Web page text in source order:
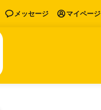
メッセージ マイページ